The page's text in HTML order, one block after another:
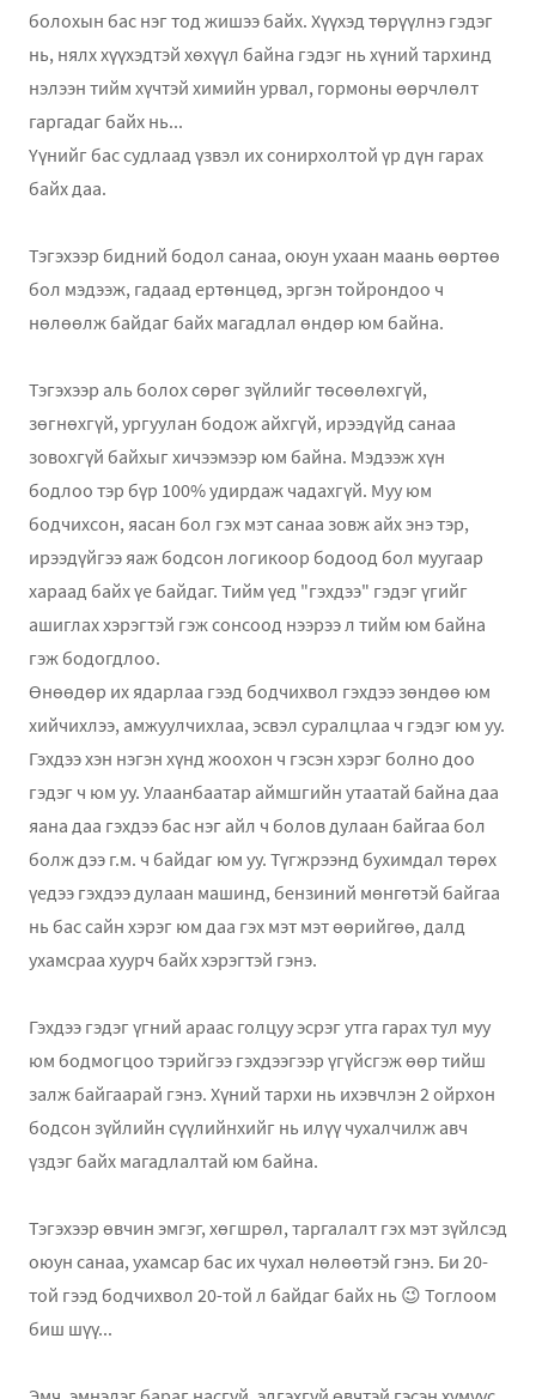
болохын бас нэг тод жишээ байх. Хүүхэд төрүүлнэ гэдэг
нь, нялх хүүхэдтэй хөхүүл байна гэдэг нь хүний тархинд
нэлээн тийм хүчтэй химийн урвал, гормоны өөрчлөлт
гаргадаг байх нь...
Үүнийг бас судлаад үзвэл их сонирхолтой үр дүн гарах
байх даа.
Тэгэхээр бидний бодол санаа, оюун ухаан маань өөртөө
бол мэдээж, гадаад ертөнцөд, эргэн тойрондоо ч
нөлөөлж байдаг байх магадлал өндөр юм байна.
Тэгэхээр аль болох сөрөг зүйлийг төсөөлөхгүй,
зөгнөхгүй, ургуулан бодож айхгүй, ирээдүйд санаа
зовохгүй байхыг хичээмээр юм байна. Мэдээж хүн
бодлоо тэр бүр 100% удирдаж чадахгүй. Муу юм
бодчихсон, яасан бол гэх мэт санаа зовж айх энэ тэр,
ирээдүйгээ яаж бодсон логикоор бодоод бол муугаар
хараад байх үе байдаг. Тийм үед "гэхдээ" гэдэг үгийг
ашиглах хэрэгтэй гэж сонсоод нээрээ л тийм юм байна
гэж бодогдлоо.
Өнөөдөр их ядарлаа гээд бодчихвол гэхдээ зөндөө юм
хийчихлээ, амжуулчихлаа, эсвэл суралцлаа ч гэдэг юм уу.
Гэхдээ хэн нэгэн хүнд жоохон ч гэсэн хэрэг болно доо
гэдэг ч юм уу. Улаанбаатар аймшгийн утаатай байна даа
яана даа гэхдээ бас нэг айл ч болов дулаан байгаа бол
болж дээ г.м. ч байдаг юм уу. Түгжрээнд бухимдал төрөх
үедээ гэхдээ дулаан машинд, бензиний мөнгөтэй байгаа
нь бас сайн хэрэг юм даа гэх мэт мэт өөрийгөө, далд
ухамсраа хуурч байх хэрэгтэй гэнэ.
Гэхдээ гэдэг үгний араас голцуу эсрэг утга гарах тул муу
юм бодмогцоо тэрийгээ гэхдээгээр үгүйсгэж өөр тийш
залж байгаарай гэнэ. Хүний тархи нь ихэвчлэн 2 ойрхон
бодсон зүйлийн сүүлийнхийг нь илүү чухалчилж авч
үздэг байх магадлалтай юм байна.
Тэгэхээр өвчин эмгэг, хөгшрөл, таргалалт гэх мэт зүйлсэд
оюун санаа, ухамсар бас их чухал нөлөөтэй гэнэ. Би 20-
той гээд бодчихвол 20-той л байдаг байх нь 😉 Тоглоом
биш шүү...